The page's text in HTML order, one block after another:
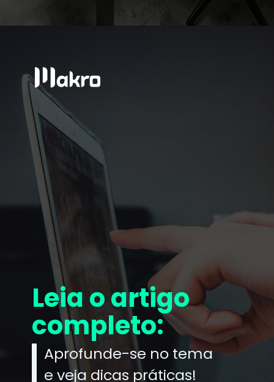
Leia o artigo
completo:
Aprofunde-se no tema
e veja dicas práticas!